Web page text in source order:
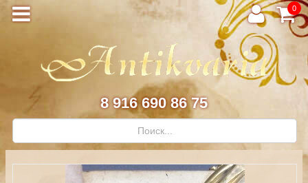
0
8 916 690 86 75